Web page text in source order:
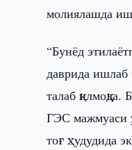
молиялашда
“Бунёд
даврида ишлаб
талаб
ГЭС мажмуаси
тоғ ҳудудида